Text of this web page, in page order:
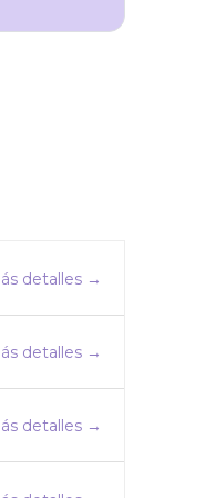
detalles
detalles
detalles